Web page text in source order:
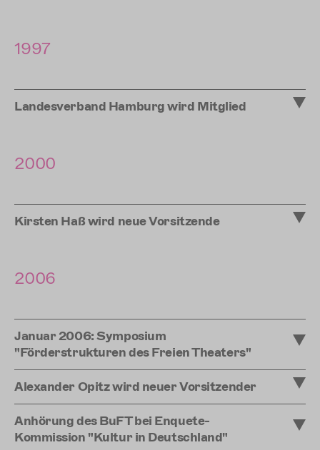
1997
Landesverband Hamburg wird Mitglied
2000
Kirsten Haß wird neue Vorsitzende
2006
Januar 2006: Symposium
"Förderstrukturen des Freien Theaters"
Alexander Opitz wird neuer Vorsitzender
Anhörung des BuFT bei Enquete-
Kommission "Kultur in Deutschland"